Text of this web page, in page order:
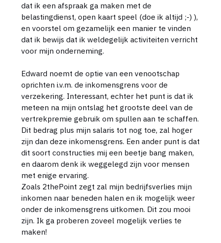
dat ik een afspraak ga maken met de
belastingdienst, open kaart speel (doe ik altijd ;-) ),
en voorstel om gezamelijk een manier te vinden
dat ik bewijs dat ik weldegelijk activiteiten verricht
voor mijn onderneming.
Edward noemt de optie van een venootschap
oprichten i.v.m. de inkomensgrens voor de
verzekering. Interessant, echter het punt is dat ik
meteen na mijn ontslag het grootste deel van de
vertrekpremie gebruik om spullen aan te schaffen.
Dit bedrag plus mijn salaris tot nog toe, zal hoger
zijn dan deze inkomensgrens. Een ander punt is dat
dit soort constructies mij een beetje bang maken,
en daarom denk ik weggelegd zijn voor mensen
met enige ervaring.
Zoals 2thePoint zegt zal mijn bedrijfsverlies mijn
inkomen naar beneden halen en ik mogelijk weer
onder de inkomensgrens uitkomen. Dit zou mooi
zijn. Ik ga proberen zoveel mogelijk verlies te
maken!